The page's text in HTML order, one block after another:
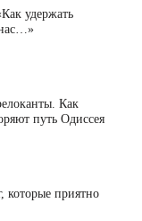
удержать
Как
путь Одиссея
которые приятно